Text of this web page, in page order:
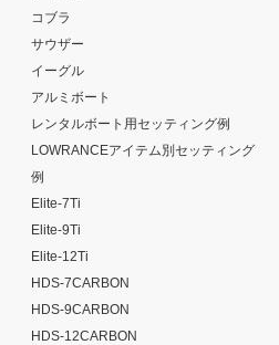
コブラ
サウザー
イーグル
アルミボート
レンタルボート用セッティング例
LOWRANCEアイテム別セッティング
例
Elite-7Ti
Elite-9Ti
Elite-12Ti
HDS-7CARBON
HDS-9CARBON
HDS-12CARBON